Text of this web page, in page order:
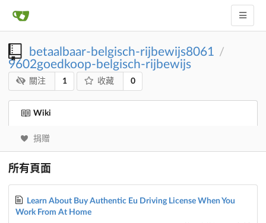
betaalbaar-belgisch-rijbewijs8061 /
9602goedkoop-belgisch-rijbewijs
關注 1 收藏 0
Wiki
捐赠
所有頁面
Learn About Buy Authentic Eu Driving License When You
Work From At Home